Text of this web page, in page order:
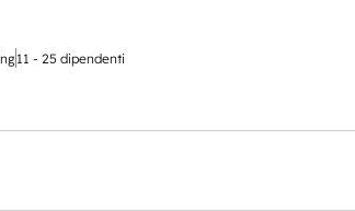
11 - 25 dipendenti